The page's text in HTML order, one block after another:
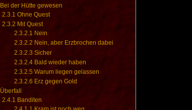
Bei der Hütte gewesen
2.3.1 Ohne Quest
2.3.2 Mit Quest
2.3.2.1 Nein
2.3.2.2 Nein, aber Erzbrochen dabei
2.3.2.3 Sicher
2.3.2.4 Bald wieder haben
2.3.2.5 Warum liegen gelassen
2.3.2.6 Erz gegen Gold
Überfall
2.4.1 Banditen